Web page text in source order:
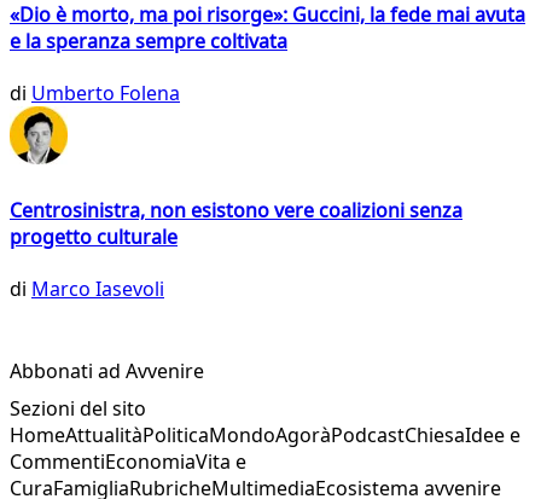
«Dio è morto, ma poi risorge»: Guccini, la fede mai avuta
e la speranza sempre coltivata
di Umberto Folena
Centrosinistra, non esistono vere coalizioni senza
progetto culturale
di Marco Iasevoli
Abbonati ad Avvenire
Sezioni del sito
HomeAttualitàPoliticaMondoAgoràPodcastChiesaIdee e
CommentiEconomiaVita e
CuraFamigliaRubricheMultimediaEcosistema avvenire